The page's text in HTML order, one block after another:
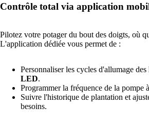
Contrôle total via application
Pilotez votre potager du bout des doigts, où
L'application dédiée vous permet de :
Personnaliser les cycles d'allumage des
LED.
Programmer la fréquence de la pompe
Suivre l'historique de plantation et
besoins.